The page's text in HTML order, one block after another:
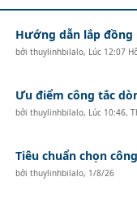
Hướng dẫn lắp
bởi thuylinhbilalo, Lúc 12:07
Ưu điểm công tắc
bởi thuylinhbilalo, Lúc 10:46,
Tiêu chuẩn chọn
bởi thuylinhbilalo, 1/8/26